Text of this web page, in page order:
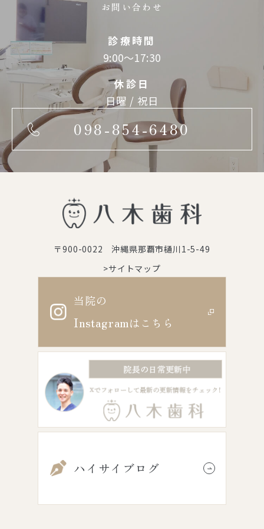
お問い合わせ
診療時間
9:00～17:30
休診日
日曜 / 祝日
098-854-6480
〒900-0022 沖縄県那覇市樋川1-5-49
>サイトマップ
当院の
Instagramはこちら
ハイサイブログ